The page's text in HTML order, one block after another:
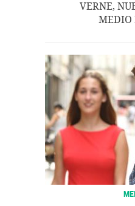
VERNE,
MEDIO